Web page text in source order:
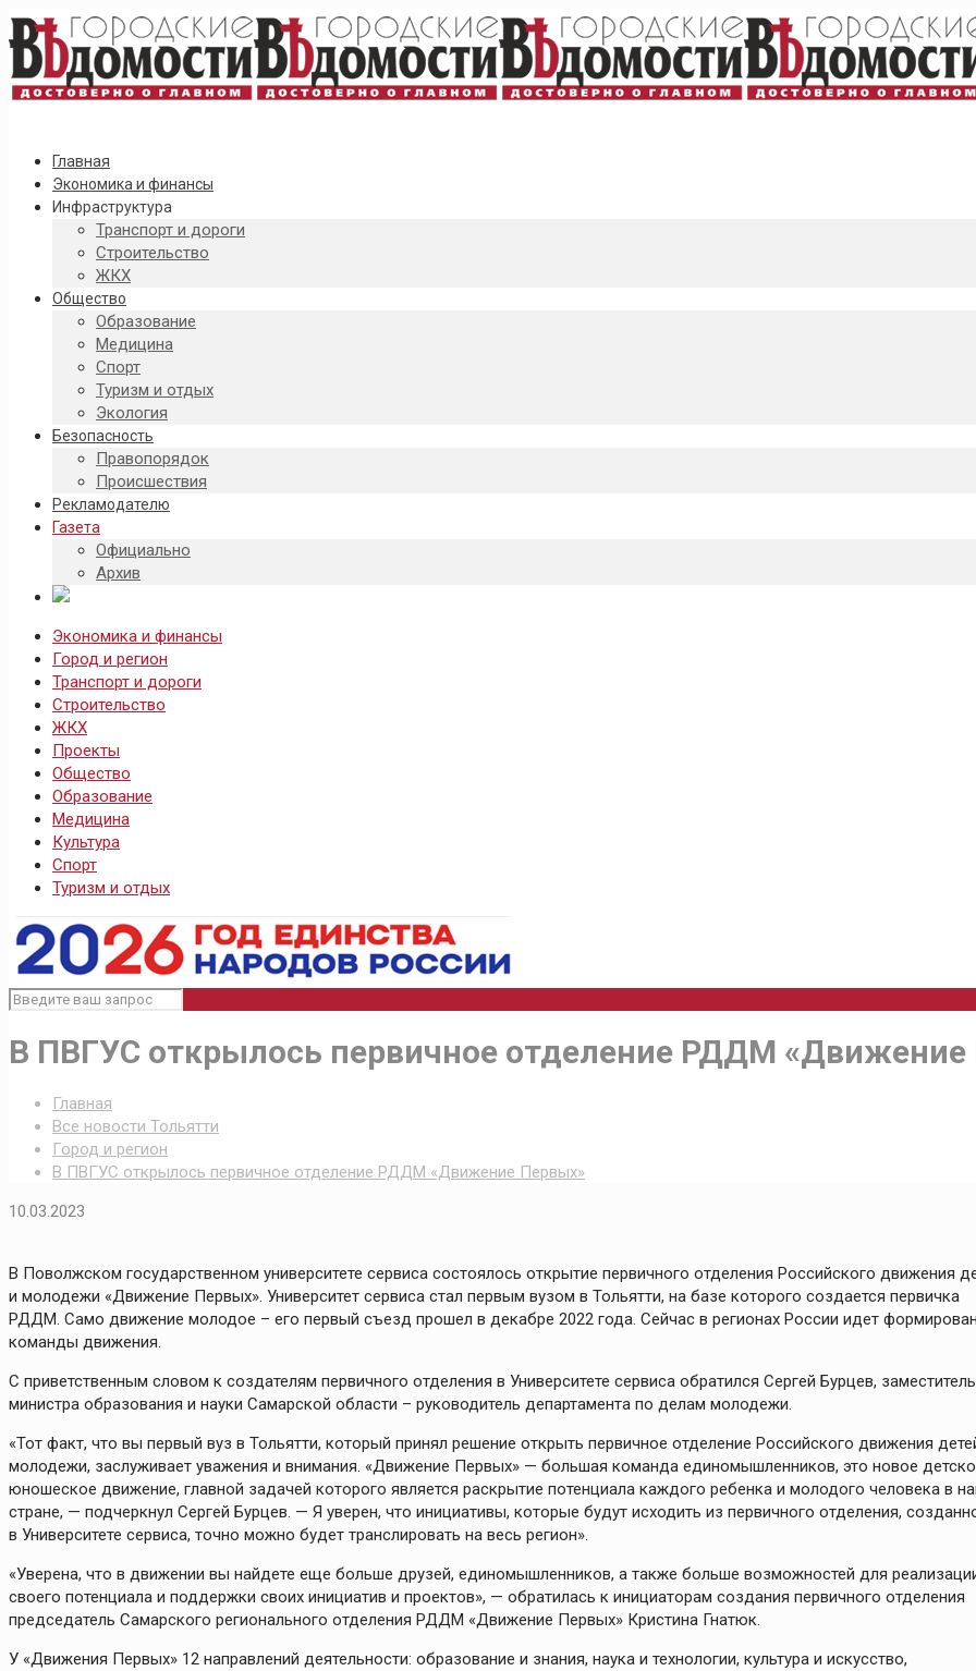
Главная
Экономика и финансы
Инфраструктура
Транспорт и дороги
Строительство
ЖКХ
Общество
Образование
Медицина
Спорт
Туризм и отдых
Экология
Безопасность
Правопорядок
Происшествия
Рекламодателю
Газета
Официально
Архив
Экономика и финансы
Город и регион
Транспорт и дороги
Строительство
ЖКХ
Проекты
Общество
Образование
Медицина
Культура
Спорт
Туризм и отдых
В ПВГУС открылось первичное отделение РДДМ «Движение
Главная
Все новости Тольятти
Город и регион
В ПВГУС открылось первичное отделение РДДМ «Движение Первых»
10.03.2023
В Поволжском государственном университете сервиса состоялось открытие первичного отделения Российского движения
и молодежи «Движение Первых». Университет сервиса стал первым вузом в Тольятти, на базе которого создается первичка
РДДМ. Само движение молодое – его первый съезд прошел в декабре 2022 года. Сейчас в регионах России идет
команды движения.
С приветственным словом к создателям первичного отделения в Университете сервиса обратился Сергей Бурцев, заместитель
министра образования и науки Самарской области – руководитель департамента по делам молодежи.
«Тот факт, что вы первый вуз в Тольятти, который принял решение открыть первичное отделение Российского движения
молодежи, заслуживает уважения и внимания. «Движение Первых» — большая команда единомышленников, это новое
юношеское движение, главной задачей которого является раскрытие потенциала каждого ребенка и молодого человека в
стране, — подчеркнул Сергей Бурцев. — Я уверен, что инициативы, которые будут исходить из первичного отделения,
в Университете сервиса, точно можно будет транслировать на весь регион».
«Уверена, что в движении вы найдете еще больше друзей, единомышленников, а также больше возможностей для
своего потенциала и поддержки своих инициатив и проектов», — обратилась к инициаторам создания первичного отделения
председатель Самарского регионального отделения РДДМ «Движение Первых» Кристина Гнатюк.
У «Движения Первых» 12 направлений деятельности: образование и знания, наука и технологии, культура и искусство,